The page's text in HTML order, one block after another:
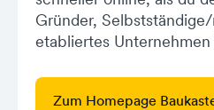
Gründer,
etabliertes
Zum Homepage